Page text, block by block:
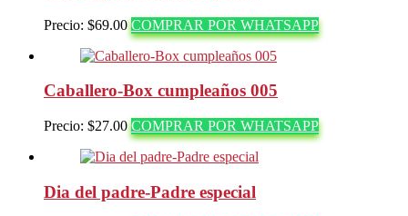
Precio: $69.00 COMPRAR POR WHATSAPP
Caballero-Box cumpleaños 005
Precio: $27.00 COMPRAR POR WHATSAPP
Dia del padre-Padre especial